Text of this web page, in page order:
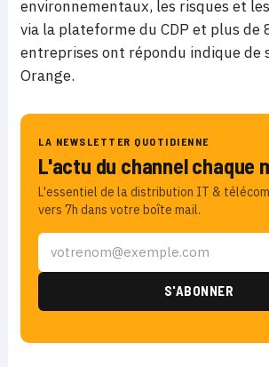
environnementaux, les risques et
via la plateforme du CDP et plus de
entreprises ont répondu indique de
Orange.
LA NEWSLETTER QUOTIDIENNE
L'actu du channel chaque
L'essentiel de la distribution IT &
vers 7h dans votre boîte mail.